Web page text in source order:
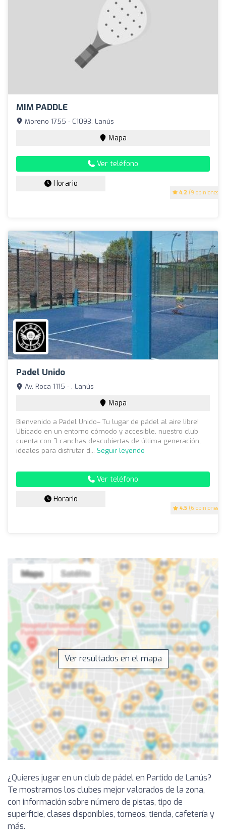
MIM PADDLE
4.2 (9 opiniones)
Moreno 1755 - C1093, Lanús
Mapa
Ver teléfono
Horario
Padel Unido
4.5 (6 opiniones)
Av. Roca 1115 - , Lanús
Mapa
Bienvenido a Padel Unido– Tu lugar de pádel al aire libre!
Ubicado en un entorno cómodo y accesible, nuestro club
cuenta con 3 canchas descubiertas de última generación,
ideales para disfrutar d... Seguir leyendo
Ver teléfono
Horario
Ver resultados en el mapa
¿Quieres jugar en un club de pádel en Partido de Lanús?
Te mostramos los clubes mejor valorados de la zona,
con información sobre número de pistas, tipo de
superficie, clases disponibles, torneos, tienda, cafetería y
más.